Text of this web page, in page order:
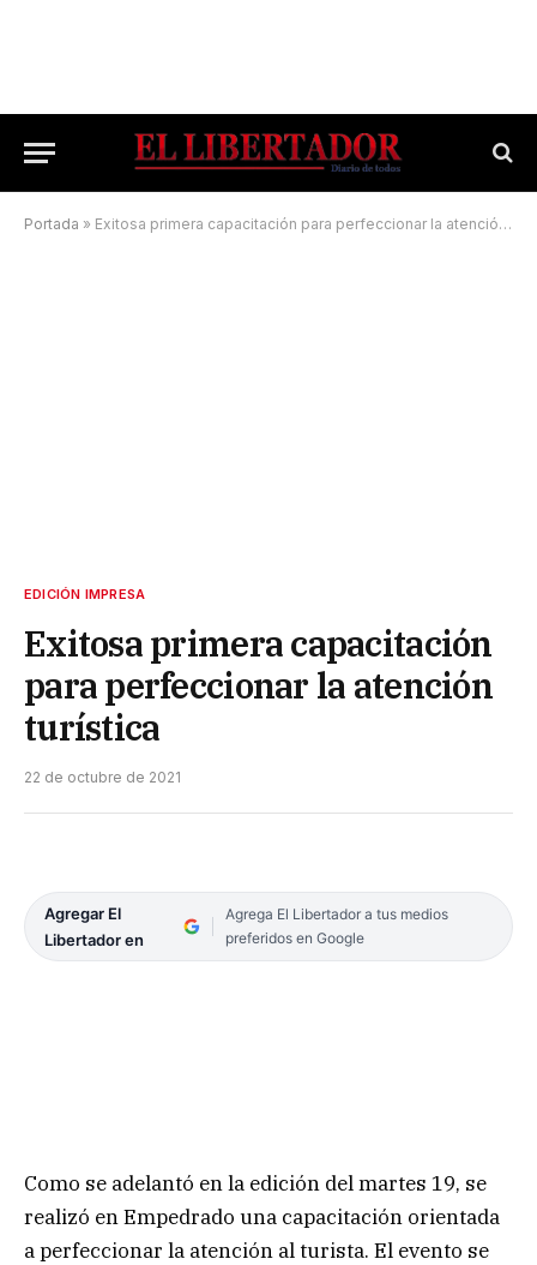
Portada » Exitosa primera capacitación para perfeccionar la atención turística
EDICIÓN IMPRESA
Exitosa primera capacitación
para perfeccionar la atención
turística
22 de octubre de 2021
Agregar El
Libertador en
Agrega El Libertador a tus medios
preferidos en Google
Como se adelantó en la edición del martes 19, se
realizó en Empedrado una capacitación orientada
a perfeccionar la atención al turista. El evento se